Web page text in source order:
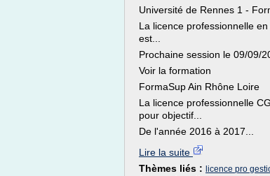
Université de Rennes 1 -
La licence professionnelle
est...
Prochaine session le 09/09/
Voir la formation
FormaSup Ain Rhône Loire
La licence professionnelle
pour objectif...
De l'année 2016 à 2017...
Lire la suite
Thèmes liés : licence pro